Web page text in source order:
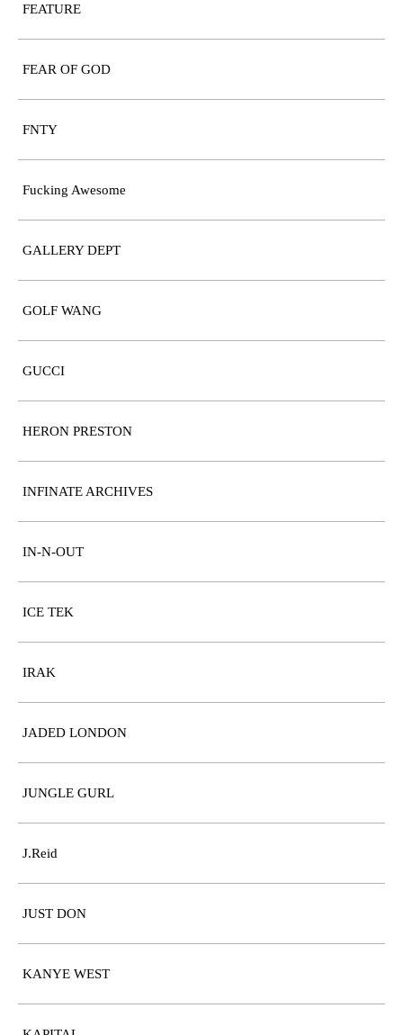
FEATURE
FEAR OF GOD
FNTY
Fucking Awesome
GALLERY DEPT
GOLF WANG
GUCCI
HERON PRESTON
INFINATE ARCHIVES
IN-N-OUT
ICE TEK
IRAK
JADED LONDON
JUNGLE GURL
J.Reid
JUST DON
KANYE WEST